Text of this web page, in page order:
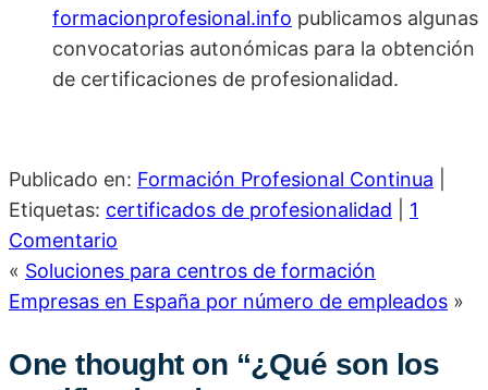
formacionprofesional.info publicamos algunas
convocatorias autonómicas para la obtención
de certificaciones de profesionalidad.
Publicado en: Formación Profesional Continua
Etiquetas: certificados de profesionalidad
1
Comentario
« Soluciones para centros de formación
Empresas en España por número de empleados »
One thought on “¿Qué son los